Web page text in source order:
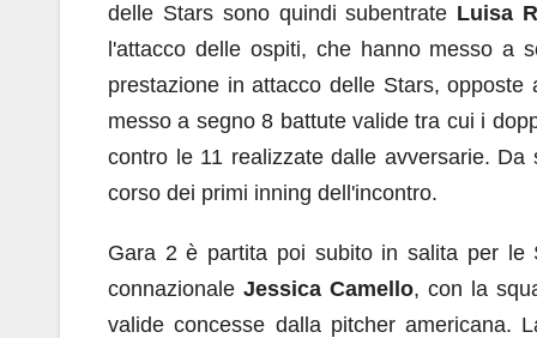
delle Stars sono quindi subentrate Luisa
l'attacco delle ospiti, che hanno messo a
prestazione in attacco delle Stars, opposte
messo a segno 8 battute valide tra cui i
contro le 11 realizzate dalle avversarie.
corso dei primi inning dell'incontro.
Gara 2 è partita poi subito in salita per le
connazionale Jessica Camello, con la
valide concesse dalla pitcher americana.